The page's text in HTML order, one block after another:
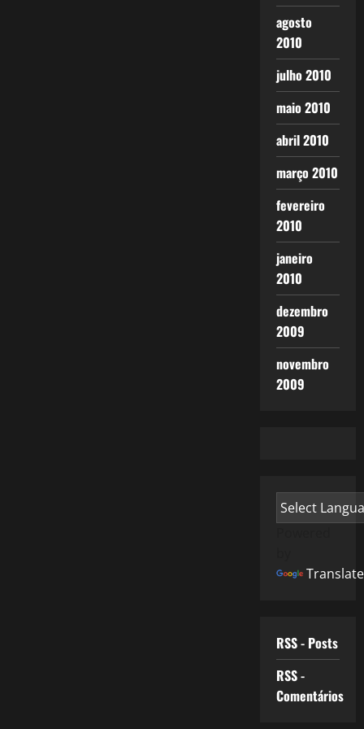
agosto
2010
julho 2010
maio 2010
abril 2010
março 2010
fevereiro
2010
janeiro
2010
dezembro
2009
novembro
2009
Translate
RSS - Posts
RSS -
Comentários